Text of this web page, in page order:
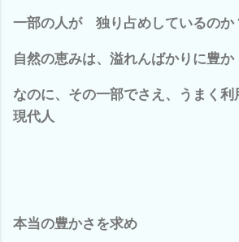
一部の人が 独り占めしているのか
自然の恵みは、溢れんばかりに豊か
なのに、その一部でさえ、うまく
現代人
本当の豊かさを求め